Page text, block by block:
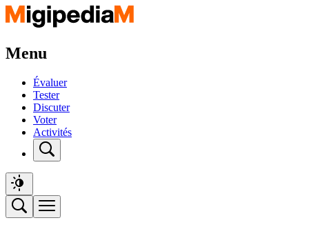
Menu
Évaluer
Tester
Discuter
Voter
Activités